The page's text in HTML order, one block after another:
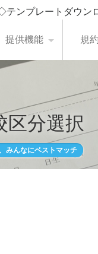
ンプレートダウ
提供機能 規
区分選択
みんなにベストマッチ